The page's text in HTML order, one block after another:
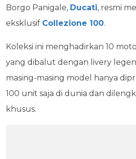
Borgo Panigale, Ducati, resmi
eksklusif Collezione 100.
Koleksi ini menghadirkan 10
yang dibalut dengan livery
masing-masing model hanya
100 unit saja di dunia dan
khusus.